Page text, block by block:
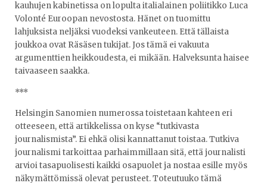
kauhujen kabinetissa on lopulta italialainen poliitikko Luca
Volonté Euroopan nevostosta. Hänet on tuomittu
lahjuksista neljäksi vuodeksi vankeuteen. Että tällaista
joukkoa ovat Räsäsen tukijat. Jos tämä ei vakuuta
argumenttien heikkoudesta, ei mikään. Halveksunta haisee
taivaaseen saakka.
***
Helsingin Sanomien numerossa toistetaan kahteen eri
otteeseen, että artikkelissa on kyse “tutkivasta
journalismista”. Ei ehkä olisi kannattanut toistaa. Tutkiva
journalismi tarkoittaa parhaimmillaan sitä, että journalisti
arvioi tasapuolisesti kaikki osapuolet ja nostaa esille myös
näkymättömissä olevat perusteet. Toteutuuko tämä